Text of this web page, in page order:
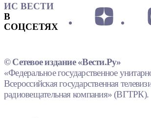
ИС ВЕСТИ
В
СОЦСЕТЯХ
© Сетевое издание «Вести.Ру»
«Федеральное государственное
Всероссийская государственная
радиовещательная компания» (ВГТРК).